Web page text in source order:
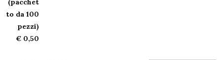
(pacchet
to da 100
pezzi)
€ 0,50